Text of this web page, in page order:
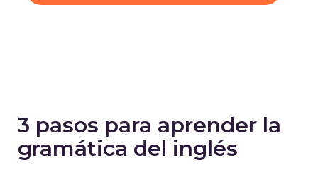
3 pasos para aprender la
gramática del inglés